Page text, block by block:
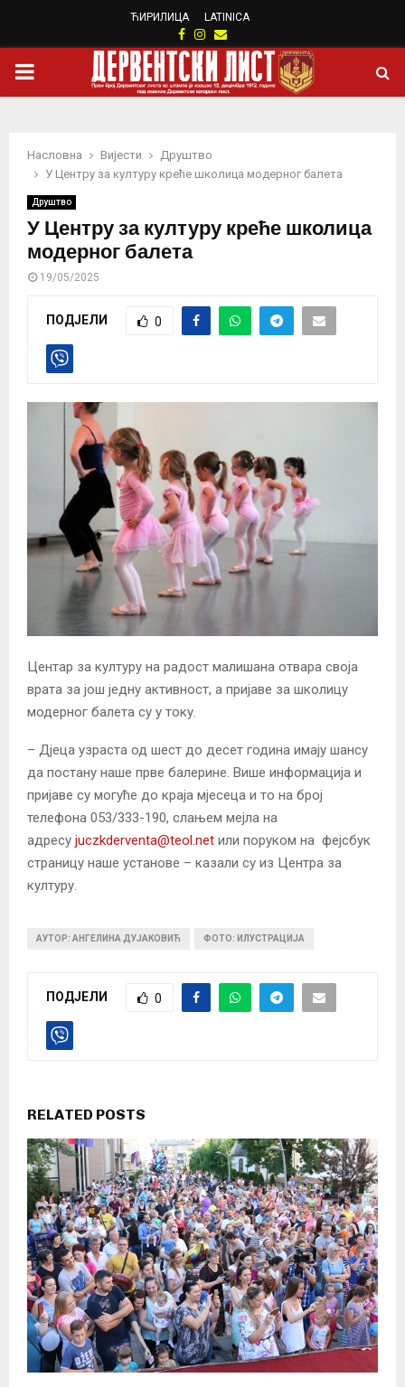
ЋИРИЛИЦА LATINICA
Facebook
Instagram
Email
PRIMARY
Насловна Вијести
Друштво
У Центру за културу креће школица модерног балета
Друштво
У Центру за културу креће школица
модерног балета
19/05/2025
ПОДЈЕЛИ 0
Центар за културу на радост малишана отвара своја
врата за још једну активност, а пријаве за школицу
модерног балета су у току.
– Дјеца узраста од шест до десет година имају шансу
да постану наше прве балерине. Више информација и
пријаве су могуће до краја мјесеца и то на број
телефона 053/333-190, слањем мејла на
адресу juczkderventa@teol.net или поруком на фејсбук
страницу наше установе – казали су из Центра за
културу.
АУТОР: АНГЕЛИНА ДУЈАКОВИЋ ФОТО: ИЛУСТРАЦИЈА
ПОДЈЕЛИ 0
RELATED POSTS